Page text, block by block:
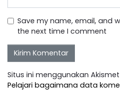
Save my name, email, and
the next time I comment
Situs ini menggunakan
Pelajari bagaimana data